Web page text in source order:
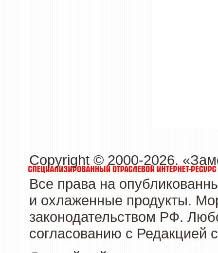
Copyright © 2000-2026.
Все права на
и охлаженные продукты.
законодательством РФ.
согласованию с Редакцией